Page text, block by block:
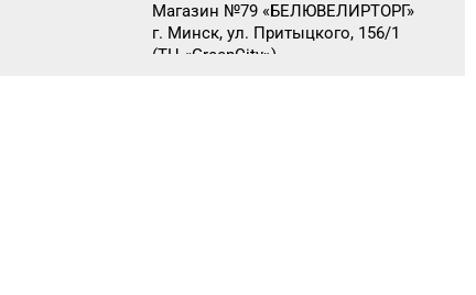
Магазин №79 «БЕЛЮВЕЛИРТОРГ»
г. Минск, ул. Притыцкого, 156/1
(ТЦ «GreenCitу»)